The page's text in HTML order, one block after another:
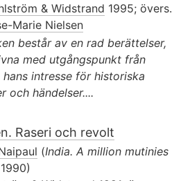
& Widstrand 1995; övers.
Marie Nielsen
består av en rad berättelser,
med utgångspunkt från
intresse för historiska
och händelser....
Raseri och revolt
(India. A million mutinies